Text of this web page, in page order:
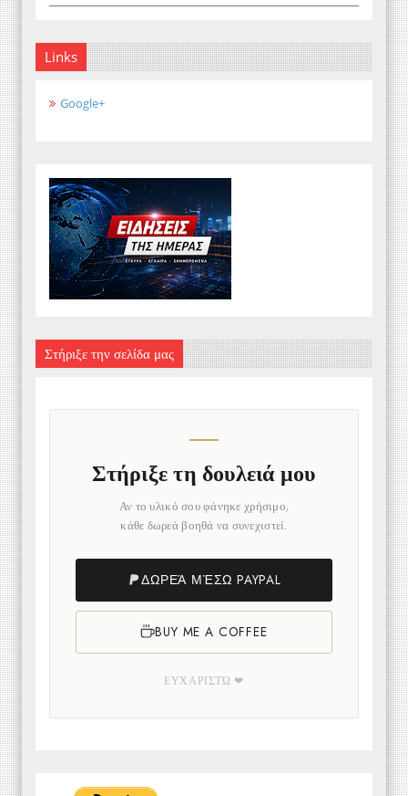
Links
Google+
Στήριξε την σελίδα μας
Στήριξε τη δουλειά μου
Αν το υλικό σου φάνηκε χρήσιμο,
κάθε δωρεά βοηθά να συνεχιστεί.
ΔΩΡΕΆ ΜΈΣΩ PAYPAL
BUY ME A COFFEE
ΕΥΧΑΡΙΣΤΏ ❤